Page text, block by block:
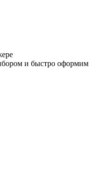
и быстро оформим